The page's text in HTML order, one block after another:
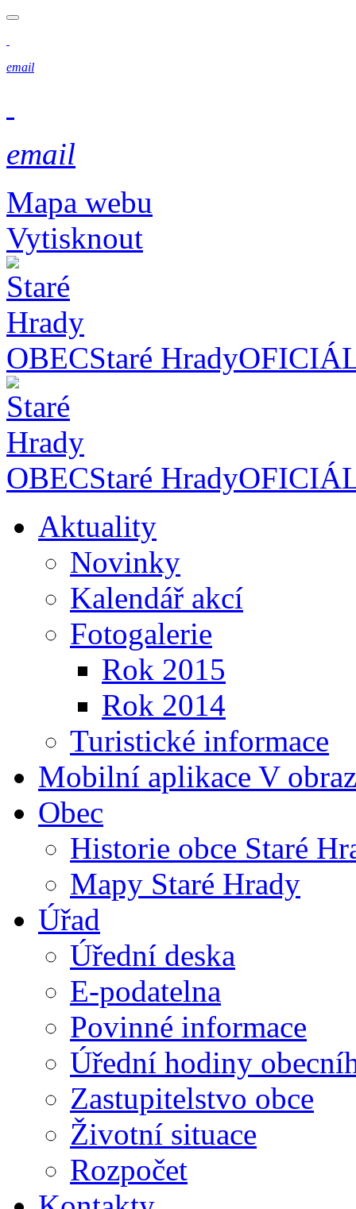
email
email
Mapa webu
Vytisknout
OBECStaré Hrady
OBECStaré Hrady
Aktuality
Novinky
Kalendář akcí
Fotogalerie
Rok 2015
Rok 2014
Turistické informace
Mobilní aplikace V
Obec
Historie obce Staré
Mapy Staré Hrady
Úřad
Úřední deska
E-podatelna
Povinné informace
Úřední hodiny
Zastupitelstvo obce
Životní situace
Rozpočet